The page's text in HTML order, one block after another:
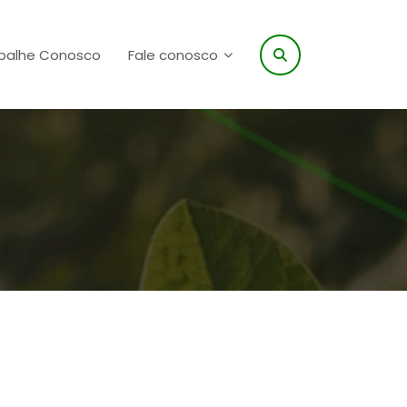
Conosco Fale conosco